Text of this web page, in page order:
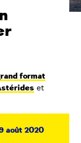
format
et
août 2020